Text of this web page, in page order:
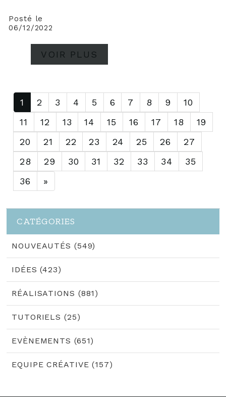
partie ! Calendrier de
l'Avent 2022 (2ème
enveloppe pour créer des
Posté le
06/12/2022
VOIR PLUS
1 2 3 4 5 6 7 8 9
10
11
12 13 14 15 16 17 18
19
20
21 22 23 24 25 26
27
28
29 30 31 32 33 34
35
36
»
CATÉGORIES
NOUVEAUTÉS (549)
IDÉES (423)
RÉALISATIONS (881)
TUTORIELS (25)
EVÈNEMENTS (651)
EQUIPE CRÉATIVE (157)